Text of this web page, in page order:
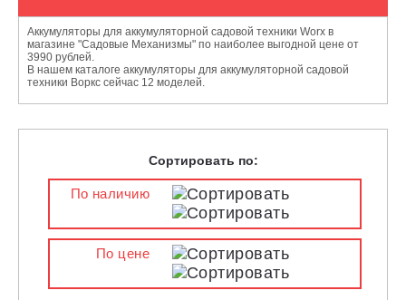
Аккумуляторы для аккумуляторной садовой техники Worx в
магазине "Садовые Механизмы" по наиболее выгодной цене от
3990 рублей.
В нашем каталоге аккумуляторы для аккумуляторной садовой
техники Воркс сейчас 12 моделей.
Сортировать по:
По наличию
По цене